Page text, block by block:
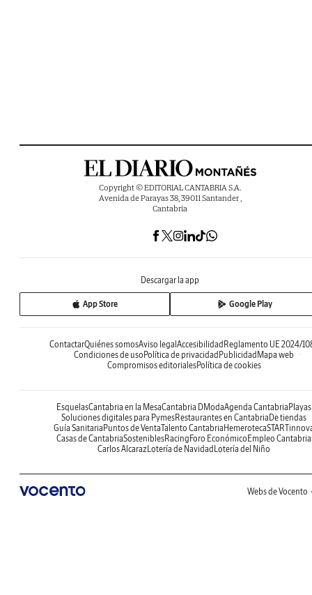
Copyright © EDITORIAL CANTABRIA S.A.
Avenida de Parayas 38, 39011 Santander ,
Cantabria
Descargar la app
App Store Google Play
ContactarQuiénes somosAviso legalAccesibilidadReglamento UE 2024/
Condiciones de usoPolítica de privacidadPublicidadMapa web
Compromisos editorialesPolítica de cookies
EsquelasCantabria en la MesaCantabria DModaAgenda CantabriaPlayas
Soluciones digitales para PymesRestaurantes en CantabriaDe tiendas
Guía SanitariaPuntos de VentaTalento CantabriaHemeroteca
Casas de CantabriaSosteniblesRacingForo EconómicoEmpleo Cantabria
Carlos AlcarazLotería de NavidadLotería del Niño
Webs de Vocento